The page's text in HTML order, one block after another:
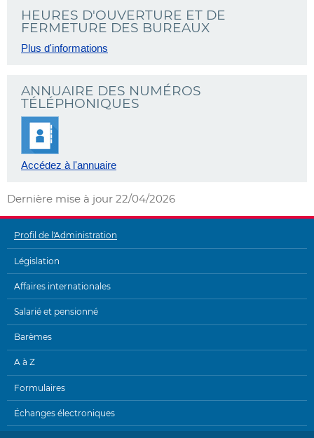
HEURES D'OUVERTURE ET DE
FERMETURE DES BUREAUX
Plus d'informations
ANNUAIRE DES NUMÉROS
TÉLÉPHONIQUES
Accédez à l'annuaire
Dernière mise à jour 22/04/2026
MENU
DE
NAVIGATION
Profil de l'Administration
Législation
Affaires internationales
Salarié et pensionné
Barèmes
A à Z
Formulaires
Échanges électroniques